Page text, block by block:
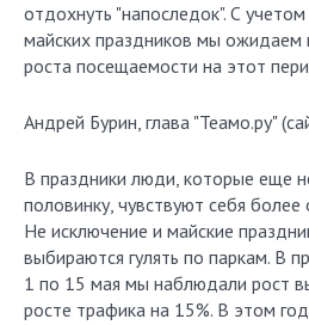
отдохнуть "напоследок". С
майских праздников мы ожидаем
роста посещаемости на этот
Андрей Бурин, глава "Теамо.ру"
В праздники люди, которые еще
половинку, чувствуют себя
Не исключение и майские
выбираются гулять по паркам. В
1 по 15 мая мы наблюдали рост
росте трафика на 15%. В этом